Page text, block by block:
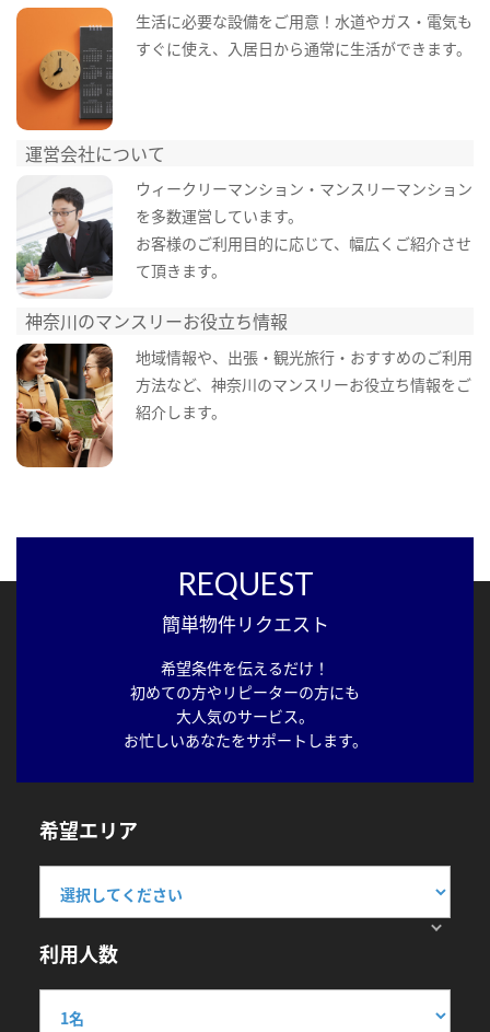
生活に必要な設備をご用意！水道やガス・電気も
すぐに使え、入居日から通常に生活ができます。
運営会社について
ウィークリーマンション・マンスリーマンション
を多数運営しています。
お客様のご利用目的に応じて、幅広くご紹介させ
て頂きます。
神奈川のマンスリーお役立ち情報
地域情報や、出張・観光旅行・おすすめのご利用
方法など、神奈川のマンスリーお役立ち情報をご
紹介します。
REQUEST
簡単物件リクエスト
希望条件を伝えるだけ！
初めての方やリピーターの方にも
大人気のサービス。
お忙しいあなたをサポートします。
希望エリア
利用人数